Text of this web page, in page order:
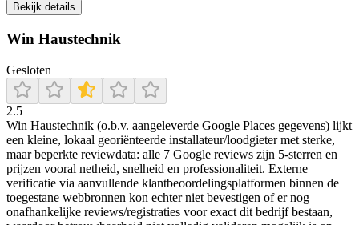
Bekijk details
Win Haustechnik
Gesloten
2.5
Win Haustechnik (o.b.v. aangeleverde Google Places gegevens) lijkt
een kleine, lokaal georiënteerde installateur/loodgieter met sterke,
maar beperkte reviewdata: alle 7 Google reviews zijn 5-sterren en
prijzen vooral netheid, snelheid en professionaliteit. Externe
verificatie via aanvullende klantbeoordelingsplatformen binnen de
toegestane webbronnen kon echter niet bevestigen of er nog
onafhankelijke reviews/registraties voor exact dit bedrijf bestaan,